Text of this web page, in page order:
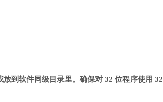
到软件同级目录里。确保对 32 位程序使用 32